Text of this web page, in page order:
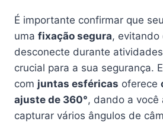
É importante confirmar que
uma fixação segura, evitando
desconecte durante
crucial para a sua segurança.
com juntas esféricas oferece
ajuste de 360°, dando a
capturar vários ângulos de